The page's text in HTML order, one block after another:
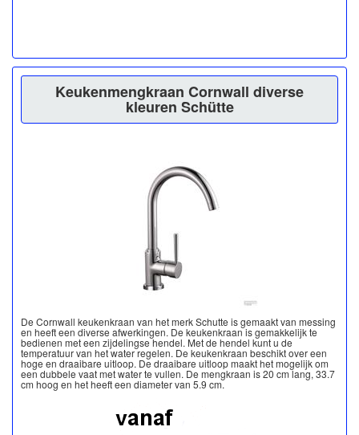
Keukenmengkraan Cornwall diverse
kleuren Schütte
De Cornwall keukenkraan van het merk Schutte is gemaakt van messing
en heeft een diverse afwerkingen. De keukenkraan is gemakkelijk te
bedienen met een zijdelingse hendel. Met de hendel kunt u de
temperatuur van het water regelen. De keukenkraan beschikt over een
hoge en draaibare uitloop. De draaibare uitloop maakt het mogelijk om
een dubbele vaat met water te vullen. De mengkraan is 20 cm lang, 33.7
cm hoog en het heeft een diameter van 5.9 cm.